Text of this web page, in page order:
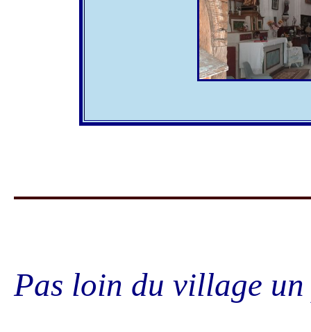
Pas loin du village